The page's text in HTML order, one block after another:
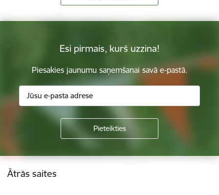
Esi pirmais, kurš uzzina!
Piesakies jaunumu saņemšanai savā e-pastā.
Kājene
Ātrās saites